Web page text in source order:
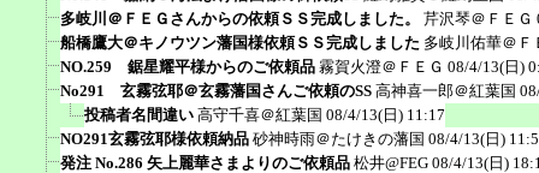
多岐川＠ＦＥＧさんからの依頼ＳＳ完成しました。
芹沢琴＠ＦＥＧ
船橋鷹大＠キノウツン藩国様依頼ＳＳ完成しました 多岐川佑華＠Ｆ
NO.259 鋸星耀平様からのご依頼品 霧賀火澄＠ＦＥＧ 08/4/13(日)
No291 玄霧弦耶＠玄霧藩国さんご依頼のSS 高神喜一郎＠紅葉国
投稿者名間違い 高守千喜＠紅葉国 08/4/13(日) 11:17
NO291玄霧弦耶様依頼納品 砂神時雨＠たけきの藩国 08/4/13(日)
発注 No.286 矢上麗華さまよりのご依頼品 松井@FEG 08/4/13(日)